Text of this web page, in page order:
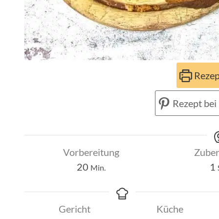
Rezept
Vorbereitung
20 Minuten
Min.
1
Gericht
Küche